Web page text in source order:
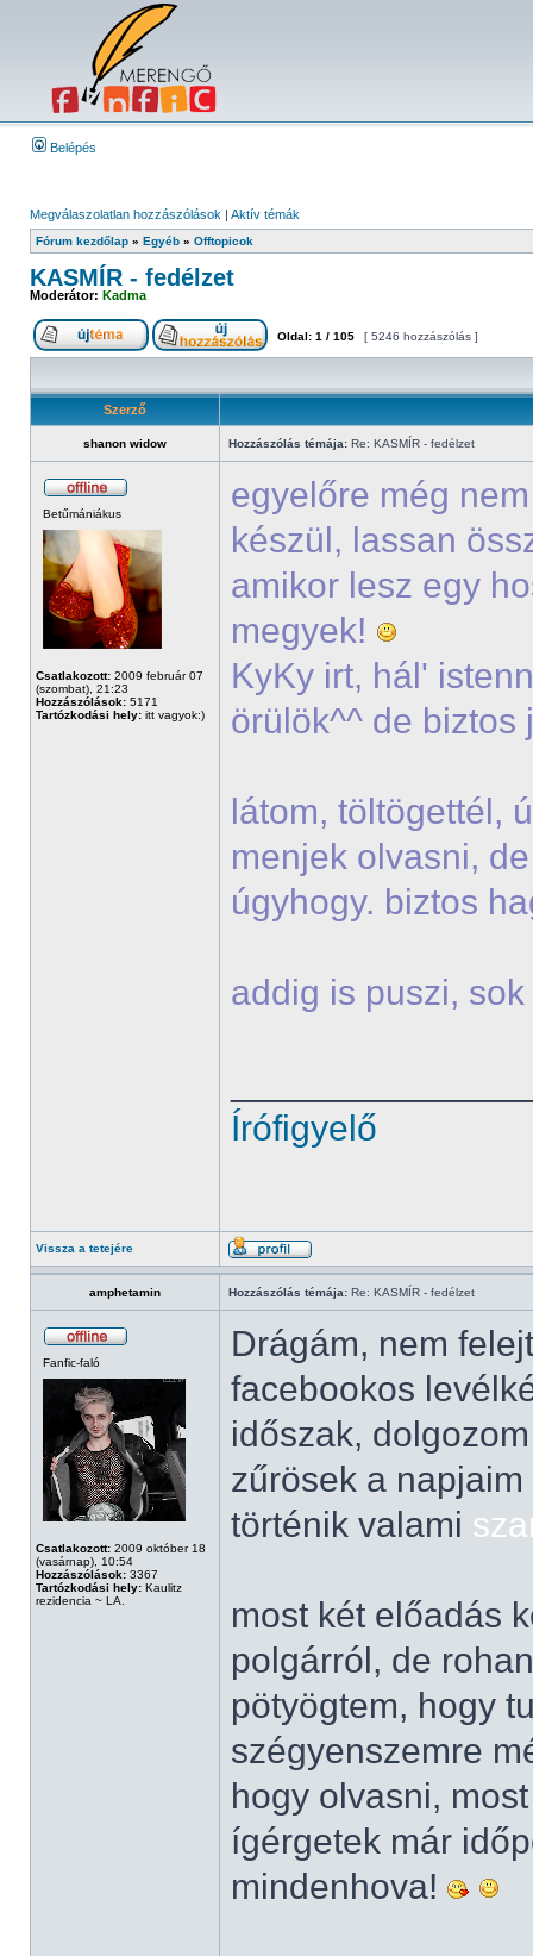
Belépés
Megválaszolatlan hozzászólások | Aktív témák
Fórum kezdőlap » Egyéb » Offtopicok
KASMÍR - fedélzet
Moderátor: Kadma
Oldal: 1 / 105 [ 5246 hozzászólás ]
Szerző
shanon widow Hozzászólás témája: Re: KASMÍR - fedélzet
Betűmániákus
Csatlakozott: 2009 február 07
(szombat), 21:23
Hozzászólások: 5171
Tartózkodási hely: itt vagyok:)
egyelőre még
készül, lassan
amikor lesz egy
megyek!
KyKy irt, hál'
örülök^^ de
látom, töltögettél,
menjek olvasni,
úgyhogy. biztos
addig is puszi,
Írófigyelő
Vissza a tetejére
amphetamin Hozzászólás témája: Re: KASMÍR - fedélzet
Fanfic-faló
Csatlakozott: 2009 október 18
(vasárnap), 10:54
Hozzászólások: 3367
Tartózkodási hely: Kaulitz
rezidencia ~ LA.
Drágám, nem
facebookos
időszak,
zűrösek a
történik valami
most két előadás
polgárról, de
pötyögtem, hogy
szégyenszemre
hogy olvasni,
ígérgetek már
mindenhova!